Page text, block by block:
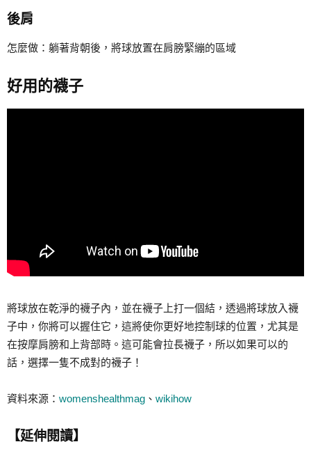
後肩
怎麼做：躺著背朝後，將球放置在肩膀緊繃的區域
好用的襪子
將球放在乾淨的襪子內，並在襪子上打一個結，透過將球放入襪
子中，你將可以握住它，這將使你更好地控制球的位置，尤其是
在按摩肩膀和上背部時。這可能會拉長襪子，所以如果可以的
話，選擇一隻不成對的襪子！
資料來源： womenshealthmag 、 wikihow
【延伸閱讀】